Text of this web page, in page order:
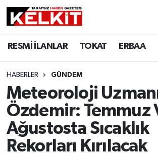
RESMİ İLANLAR TOKAT ERBAA
HABERLER GÜNDEM
Meteoroloji
Özdemir: Temmuz
Ağustosta Sıcaklık
Rekorları Kırılacak